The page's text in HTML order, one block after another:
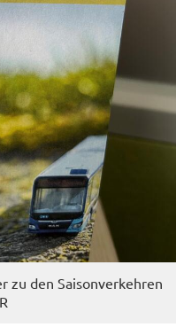
zu den Sai­son­ver­keh­ren